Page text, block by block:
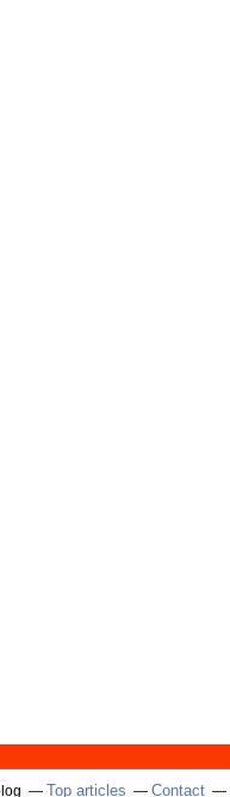
Top articles Contact